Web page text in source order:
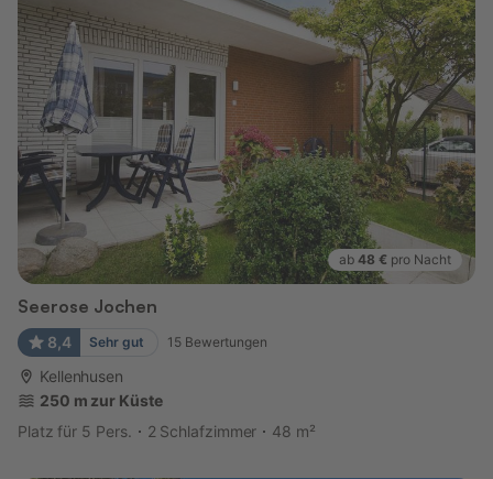
ab 48 € pro Nacht
Seerose Jochen
8,4 Sehr gut 15 Bewertungen
Kellenhusen
250 m zur Küste
Platz für 5 Pers.
2 Schlafzimmer 48 m²